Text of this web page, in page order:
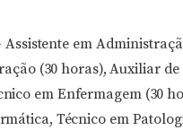
em
(30 horas), Auxiliar de
em Enfermagem (30
Técnico em